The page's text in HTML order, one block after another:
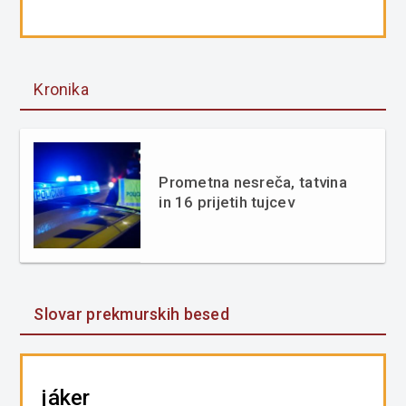
Kronika
Prometna nesreča, tatvina
in 16 prijetih tujcev
Slovar prekmurskih besed
jáker